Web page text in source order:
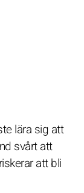
lära sig att
svårt att
att bli